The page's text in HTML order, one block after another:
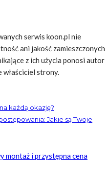
serwis koon.pl nie
ani jakość zamieszczonych
z ich użycia ponosi autor
właściciel strony.
każdą okazję?
Jakie są Twoje